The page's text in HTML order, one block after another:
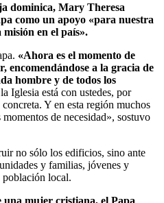
dominica, Mary Theresa
como un apoyo «para nuestra
en el país».
«Ahora es el momento de
encomendándose a la gracia de
hombre y de todos los
Iglesia está con ustedes, por
Y en esta región muchos
de necesidad», sostuvo
no sólo los edificios, sino ante
y familias, jóvenes y
población local.
una mujer cristiana, el Papa